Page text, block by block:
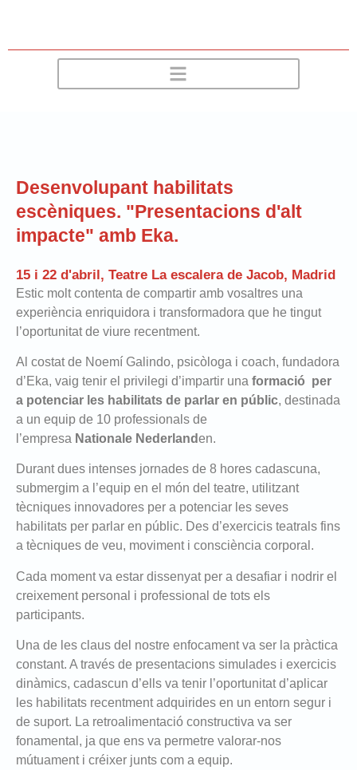
Desenvolupant habilitats
escèniques. "Presentacions d'alt
impacte" amb Eka.
15 i 22 d'abril, Teatre La escalera de Jacob, Madrid
Estic molt contenta de compartir amb vosaltres una
experiència enriquidora i transformadora que he tingut
l’oportunitat de viure recentment.
Al costat de Noemí Galindo, psicòloga i coach, fundadora
d’Eka, vaig tenir el privilegi d’impartir una formació per
a potenciar les habilitats de parlar en públic, destinada
a un equip de 10 professionals de
l’empresa Nationale Nederlanden.
Durant dues intenses jornades de 8 hores cadascuna,
submergim a l’equip en el món del teatre, utilitzant
tècniques innovadores per a potenciar les seves
habilitats per parlar en públic. Des d’exercicis teatrals fins
a tècniques de veu, moviment i consciència corporal.
Cada moment va estar dissenyat per a desafiar i nodrir el
creixement personal i professional de tots els
participants.
Una de les claus del nostre enfocament va ser la pràctica
constant. A través de presentacions simulades i exercicis
dinàmics, cadascun d’ells va tenir l’oportunitat d’aplicar
les habilitats recentment adquirides en un entorn segur i
de suport. La retroalimentació constructiva va ser
fonamental, ja que ens va permetre valorar-nos
mútuament i créixer junts com a equip.